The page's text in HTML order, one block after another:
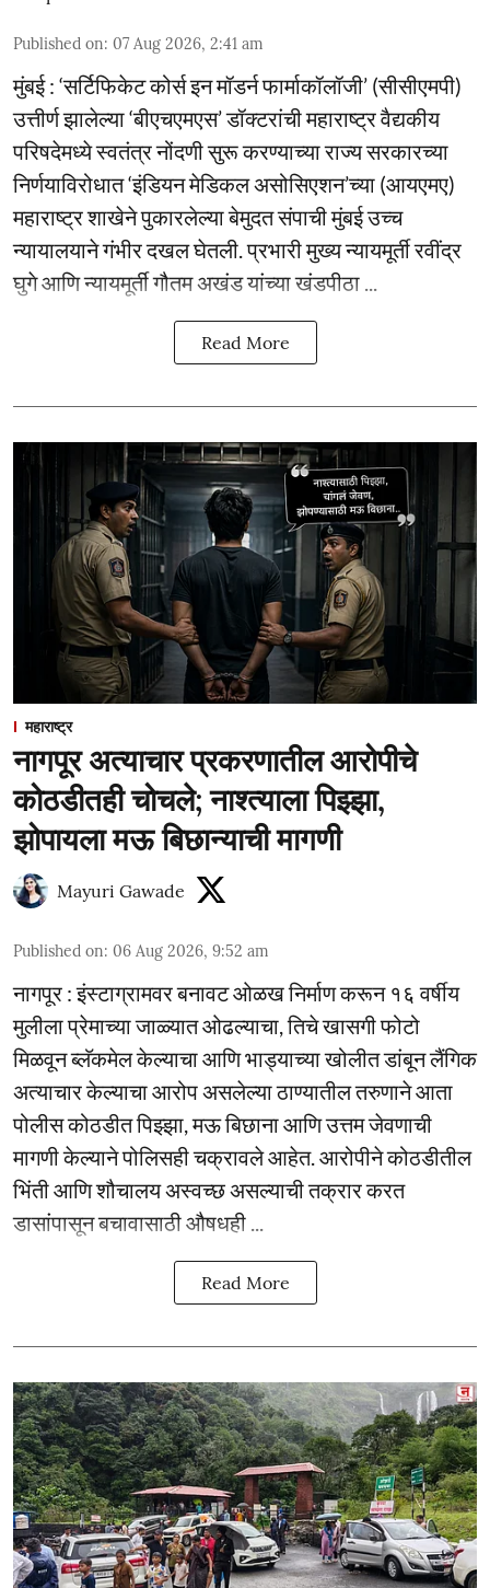
Published on: 07 Aug 2026, 2:41 am
मुंबई : ‘सर्टिफिकेट कोर्स इन मॉडर्न फार्माकॉलॉजी’ (सीसीएमपी)
उत्तीर्ण झालेल्या ‘बीएचएमएस’ डॉक्टरांची महाराष्ट्र वैद्यकीय
परिषदेमध्ये स्वतंत्र नोंदणी सुरू करण्याच्या राज्य सरकारच्या
निर्णयाविरोधात ‘इंडियन मेडिकल असोसिएशन’च्या (आयएमए)
महाराष्ट्र शाखेने पुकारलेल्या बेमुदत संपाची मुंबई उच्च
न्यायालयाने गंभीर दखल घेतली. प्रभारी मुख्य न्यायमूर्ती रवींद्र
घुगे आणि न्यायमूर्ती गौतम अखंड यांच्या खंडपीठा ...
Read More
महाराष्ट्र
नागपूर अत्याचार प्रकरणातील आरोपीचे
कोठडीतही चोचले; नाश्त्याला पिझ्झा,
झोपायला मऊ बिछान्याची मागणी
Mayuri Gawade
Published on: 06 Aug 2026, 9:52 am
नागपूर : इंस्टाग्रामवर बनावट ओळख निर्माण करून १६ वर्षीय
मुलीला प्रेमाच्या जाळ्यात ओढल्याचा, तिचे खासगी फोटो
मिळवून ब्लॅकमेल केल्याचा आणि भाड्याच्या खोलीत डांबून लैंगिक
अत्याचार केल्याचा आरोप असलेल्या ठाण्यातील तरुणाने आता
पोलीस कोठडीत पिझ्झा, मऊ बिछाना आणि उत्तम जेवणाची
मागणी केल्याने पोलिसही चक्रावले आहेत. आरोपीने कोठडीतील
भिंती आणि शौचालय अस्वच्छ असल्याची तक्रार करत
डासांपासून बचावासाठी औषधही ...
Read More